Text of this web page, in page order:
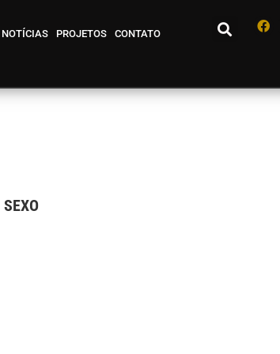
NOTÍCIAS PROJETOS CONTATO
SEXO